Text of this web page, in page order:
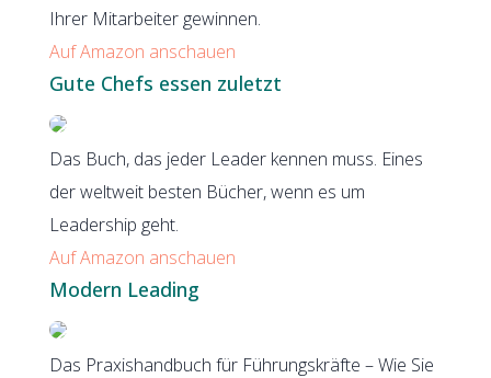
Ihrer Mitarbeiter gewinnen.
Auf Amazon anschauen
Gute Chefs essen zuletzt
Das Buch, das jeder Leader kennen muss. Eines
der weltweit besten Bücher, wenn es um
Leadership geht.
Auf Amazon anschauen
Modern Leading
Das Praxishandbuch für Führungskräfte – Wie Sie